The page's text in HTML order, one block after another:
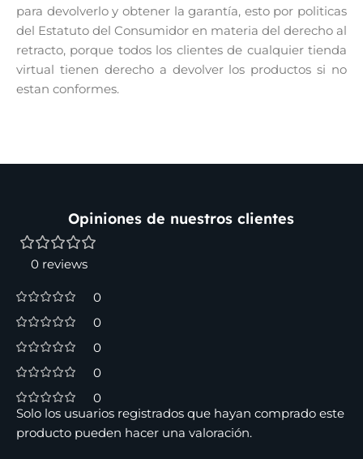
para devolverlo y obtener la garantía, esto por politicas
del Estatuto del Consumidor en materia del derecho al
retracto, porque todos los clientes de cualquier tienda
virtual tienen derecho a devolver los productos si no
estan conformes.
Opiniones de nuestros clientes
0 reviews
0
0
0
0
0
Solo los usuarios registrados que hayan comprado este
producto pueden hacer una valoración.